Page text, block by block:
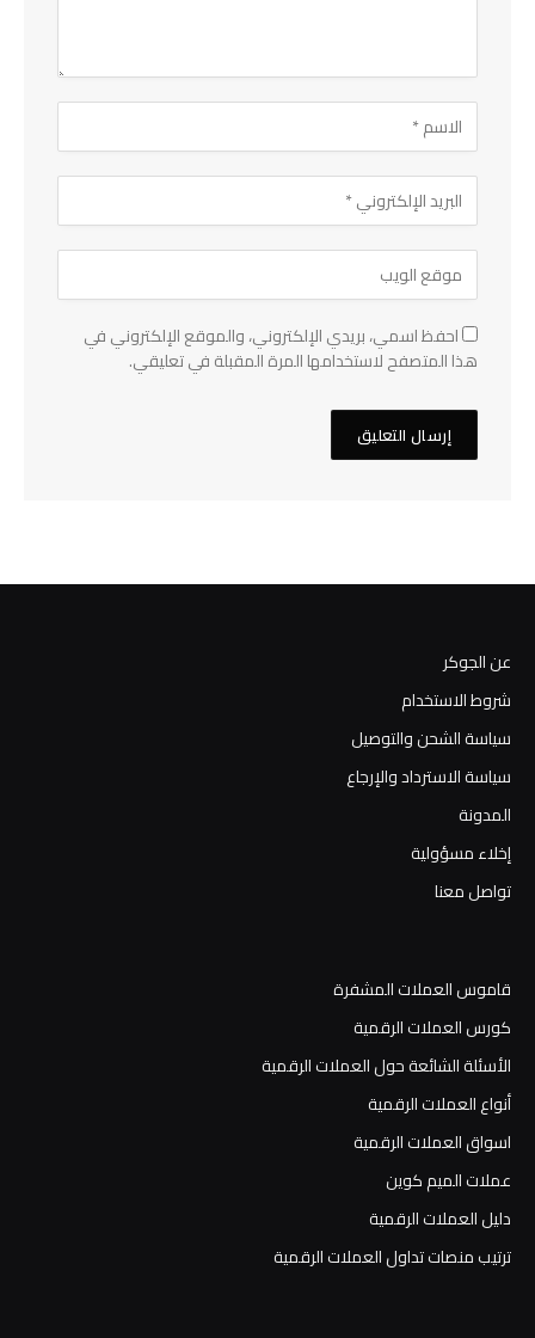
احفظ اسمي، بريدي الإلكتروني، والموقع الإلكتروني في
هذا المتصفح لاستخدامها المرة المقبلة في تعليقي.
عن الجوكر
شروط الاستخدام
سياسة الشحن والتوصيل
سياسة الاسترداد والإرجاع
المدونة
إخلاء مسؤولية
تواصل معنا
قاموس العملات المشفرة
كورس العملات الرقمية
الأسئلة الشائعة حول العملات الرقمية
أنواع العملات الرقمية
اسواق العملات الرقمية
عملات الميم كوين
دليل العملات الرقمية
ترتيب منصات تداول العملات الرقمية